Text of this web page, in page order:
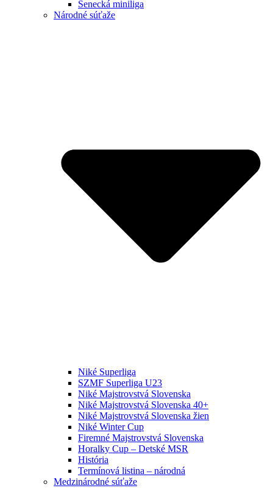
Senecká miniliga
Národné súťaže
Niké Superliga
SZMF Superliga U23
Niké Majstrovstvá Slovenska
Niké Majstrovstvá Slovenska 40+
Niké Majstrovstvá Slovenska žien
Niké Winter Cup
Firemné Majstrovstvá Slovenska
Horalky Cup – Detské MSR
História
Termínová listina – národná
Medzinárodné súťaže